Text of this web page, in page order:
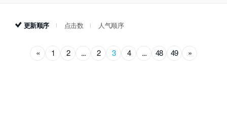
更新顺序 点击数 人气顺序
« 1 2 ... 2 3 4 ... 48 49 »